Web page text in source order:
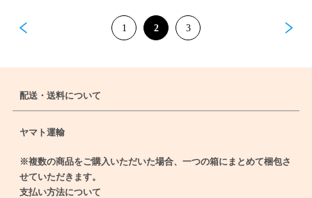
1 2 3
配送・送料について
ヤマト運輸
※複数の商品をご購入いただいた場合、一つの箱にまとめて梱包さ
せていただきます。
支払い方法について